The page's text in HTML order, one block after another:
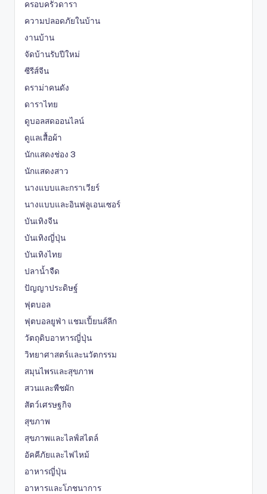
ครอบครัวดารา
ความปลอดภัยในบ้าน
งานบ้าน
จัดบ้านรับปีใหม่
ซีรีส์จีน
ดราม่าคนดัง
ดาราไทย
ดูบอลสดออนไลน์
ดูแลเสื้อผ้า
นักแสดงช่อง 3
นักแสดงสาว
นางแบบและกราเวียร์
นางแบบและอินฟลูเอนเซอร์
บันเทิงจีน
บันเทิงญี่ปุ่น
บันเทิงไทย
ปลาน้ำจืด
ปัญญาประดิษฐ์
ฟุตบอล
ฟุตบอลยูฟ่า แชมเปี้ยนส์ลีก
วัตถุดิบอาหารญี่ปุ่น
วิทยาศาสตร์และนวัตกรรม
สมุนไพรและสุขภาพ
สวนและพืชผัก
สัตว์เศรษฐกิจ
สุขภาพ
สุขภาพและไลฟ์สไตล์
อัคคีภัยและไฟไหม้
อาหารญี่ปุ่น
อาหารและโภชนาการ